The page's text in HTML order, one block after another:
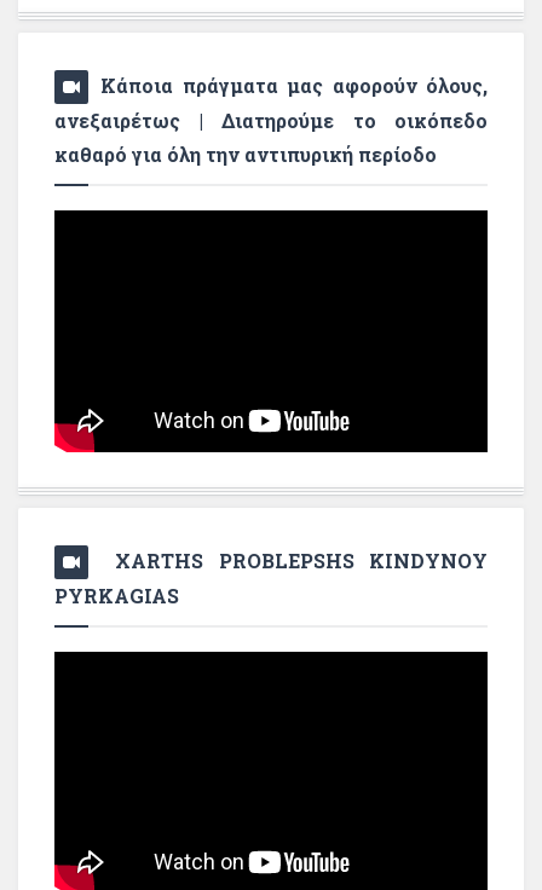
Κάποια πράγματα μας αφορούν όλους,
ανεξαιρέτως | Διατηρούμε το οικόπεδο
καθαρό για όλη την αντιπυρική περίοδο
XARTHS PROBLEPSHS KINDYNOY
PYRKAGIAS